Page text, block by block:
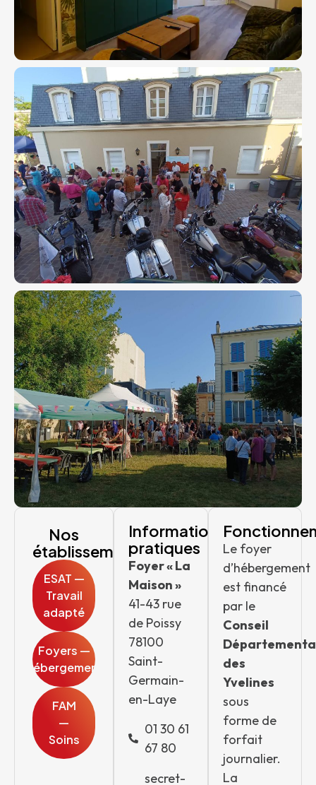
Nos
établissements
ESAT —
Travail
adapté
Foyers —
Hébergement
FAM
—
Soins
Informations
pratiques
Foyer « La
Maison »
41-43 rue
de Poissy
78100
Saint-
Germain-
en-Laye
01 30 61
67 80
secret-
Le foyer
d’hébergement
est financé
par le
Conseil
des
Yvelines
sous
forme de
forfait
journalier.
La